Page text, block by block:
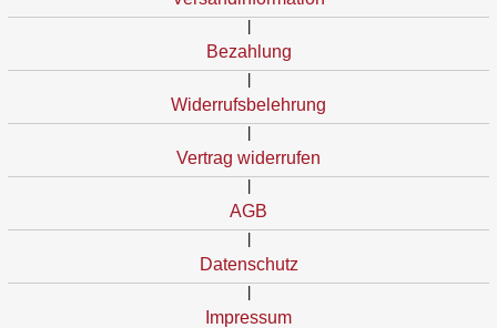
Bezahlung
Widerrufsbelehrung
Vertrag widerrufen
AGB
Datenschutz
Impressum